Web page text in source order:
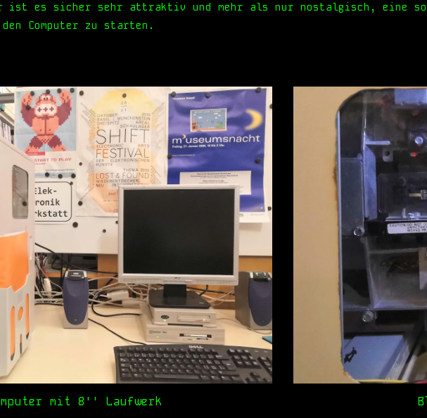
ist es sicher sehr attraktiv und mehr als nur nostalgisch, eine
Computer zu starten.
mit 8'' Laufwerk